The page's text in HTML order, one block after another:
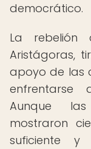
democrático.
La
Aristágoras,
apoyo de las
enfrentarse
Aunque
mostraron
suficiente y